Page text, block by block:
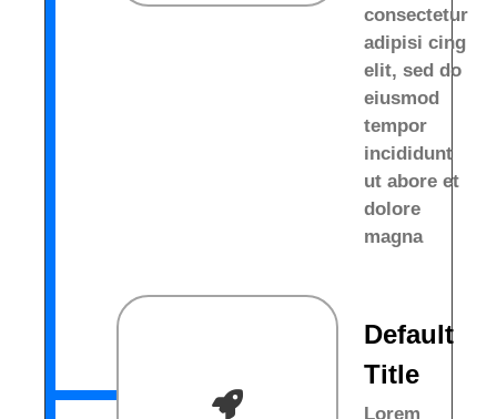
consectetur
adipisi cing
elit, sed do
eiusmod
tempor
incididunt
ut abore et
dolore
magna
Default
Title
Lorem